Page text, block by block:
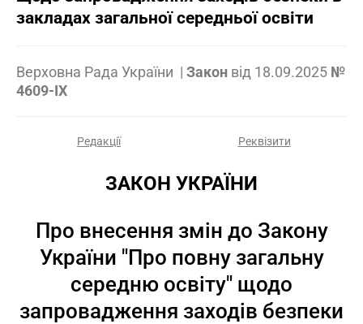
закладах загальної середньої освіти
Верховна Рада України | Закон від 18.09.2025 №
4609-IX
Редакції Реквізити
ЗАКОН УКРАЇНИ
Про внесення змін до Закону
України "Про повну загальну
середню освіту" щодо
запровадження заходів безпеки